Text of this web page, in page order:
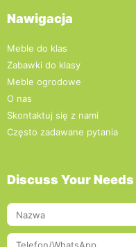
Nawigacja
Meble do klas
Zabawki do klasy
Meble ogrodowe
O nas
Skontaktuj się z nami
Często zadawane pytania
Discuss Your Needs